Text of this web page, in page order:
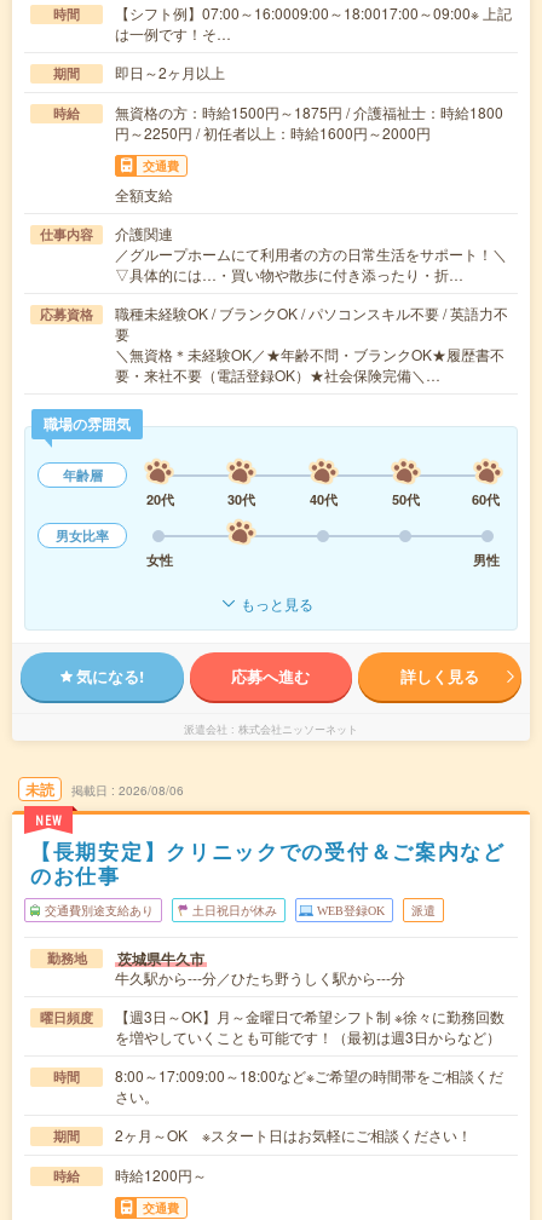
時間
【シフト例】07:00～16:0009:00～18:0017:00～09:00※ 上記
は一例です！そ…
期間 即日～2ヶ月以上
時給
無資格の方：時給1500円～1875円 / 介護福祉士：時給1800
円～2250円 / 初任者以上：時給1600円～2000円
交通費
全額支給
仕事内容
介護関連
／グループホームにて利用者の方の日常生活をサポート！＼
▽具体的には…・買い物や散歩に付き添ったり・折…
応募資格
職種未経験OK / ブランクOK / パソコンスキル不要 / 英語力不
要
＼無資格＊未経験OK／★年齢不問・ブランクOK★履歴書不
要・来社不要（電話登録OK）★社会保険完備＼…
職場の雰囲気
年齢層
20代
30代 40代 50代
60代
男女比率
女性
男性
もっと見る
気になる! 応募へ進む 詳しく見る
派遣会社 株式会社ニッソーネット
未読
NEW
掲載日 2026/08/06
【長期安定】クリニックでの受付＆ご案内など
のお仕事
交通費別途支給あり 土日祝日が休み WEB登録OK 派遣
勤務地 茨城県牛久市
牛久駅から---分／ひたち野うしく駅から---分
曜日頻度
【週3日～OK】月～金曜日で希望シフト制 ※徐々に勤務回数
を増やしていくことも可能です！（最初は週3日からなど）
時間
8:00～17:009:00～18:00など※ご希望の時間帯をご相談くだ
さい。
期間 2ヶ月～OK ※スタート日はお気軽にご相談ください！
時給 時給1200円～
交通費